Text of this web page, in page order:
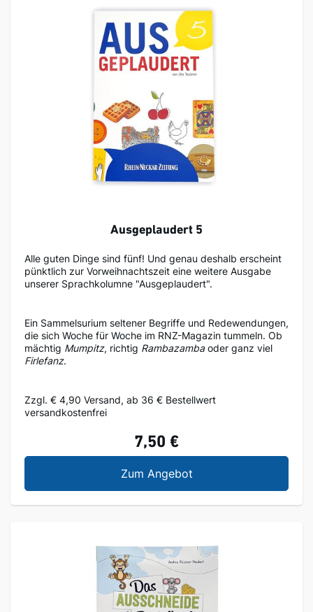
Ausgeplaudert 5
Alle guten Dinge sind fünf! Und genau deshalb erscheint
pünktlich zur Vorweihnachtszeit eine weitere Ausgabe
unserer Sprachkolumne "Ausgeplaudert".
Ein Sammelsurium seltener Begriffe und Redewendungen,
die sich Woche für Woche im RNZ-Magazin tummeln. Ob
mächtig Mumpitz, richtig Rambazambaoder ganz viel
Firlefanz.
Zzgl. € 4,90 Versand, ab 36 € Bestellwert
versandkostenfrei
7,50 €
Zum AngebotAusgeplaudert 5